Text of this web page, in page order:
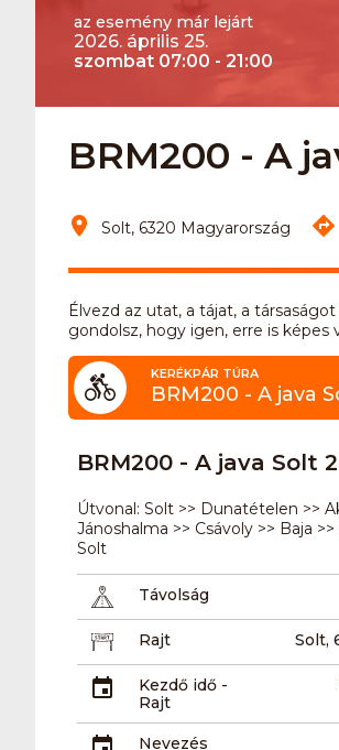
az esemény már lejárt
2026. április 25.
szombat 07:00 - 21:00
BRM200 - A
Solt, 6320 Magyarország
Élvezd az utat, a tájat, a
gondolsz, hogy igen, erre is képes
KERÉKPÁR TÚRA
BRM200 - A java
BRM200 - A java Solt
Útvonal: Solt >> Dunatételen >>
Jánoshalma >> Csávoly >> Baja
Solt
Távolság
Rajt Solt,
Kezdő idő -
Rajt
Nevezés